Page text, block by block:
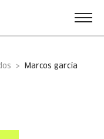
marcos garcía